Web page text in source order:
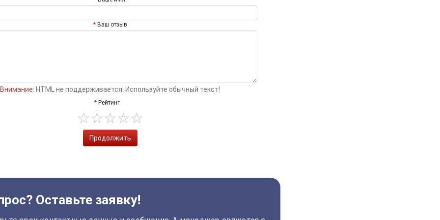
Ваш отзыв
Внимание: HTML не поддерживается! Используйте обычный текст!
Рейтинг
Продолжить
Оставьте заявку!